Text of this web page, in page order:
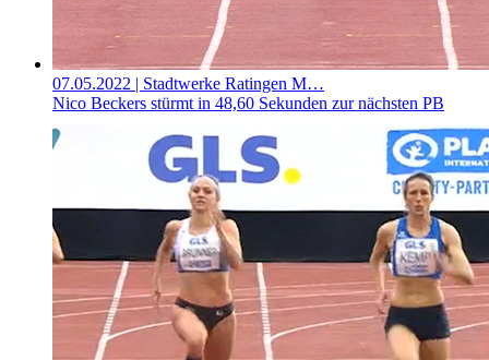
07.05.2022 | Stadtwerke Ratingen M…
Nico Beckers stürmt in 48,60 Sekunden zur nächsten PB